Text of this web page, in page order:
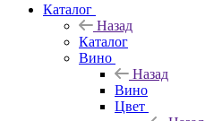
Каталог
Назад
Каталог
Вино
Назад
Вино
Цвет